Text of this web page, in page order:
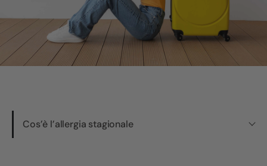
Cos’è l’allergia stagionale